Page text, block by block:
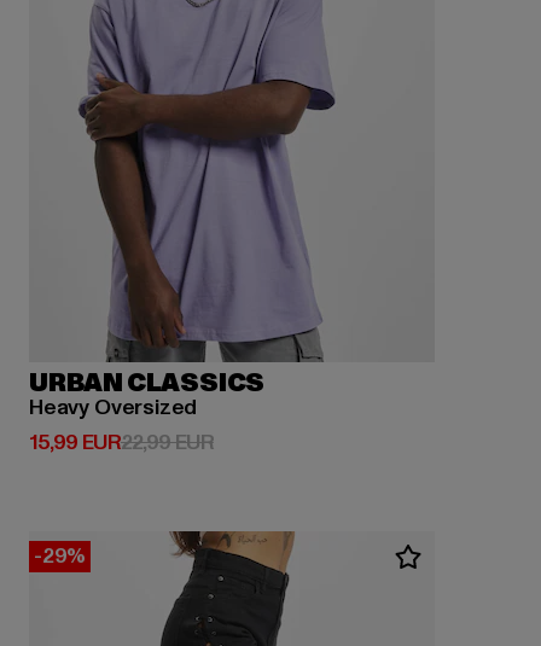
URBAN CLASSICS
Heavy Oversized
15,99 EUR
Derzeitiger Preis: 15,99 EUR
22,99 EURAktionspreis: 22,99 EUR
-29%